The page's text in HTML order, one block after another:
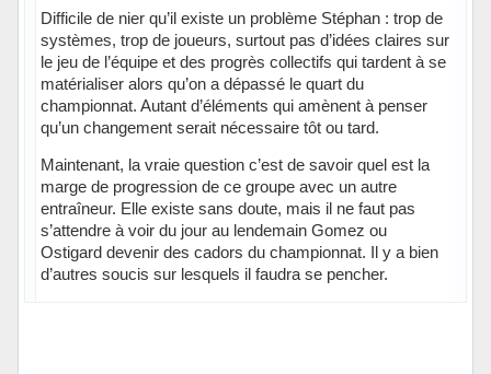
Difficile de nier qu’il existe un problème Stéphan : trop de
systèmes, trop de joueurs, surtout pas d’idées claires sur
le jeu de l’équipe et des progrès collectifs qui tardent à se
matérialiser alors qu’on a dépassé le quart du
championnat. Autant d’éléments qui amènent à penser
qu’un changement serait nécessaire tôt ou tard.
Maintenant, la vraie question c’est de savoir quel est la
marge de progression de ce groupe avec un autre
entraîneur. Elle existe sans doute, mais il ne faut pas
s’attendre à voir du jour au lendemain Gomez ou
Ostigard devenir des cadors du championnat. Il y a bien
d’autres soucis sur lesquels il faudra se pencher.